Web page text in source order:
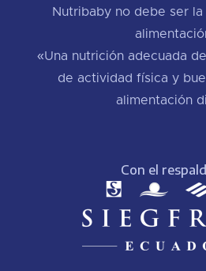
Nutribaby no debe ser
«Una nutrición adecuada
de actividad física y
alimentación
Con el